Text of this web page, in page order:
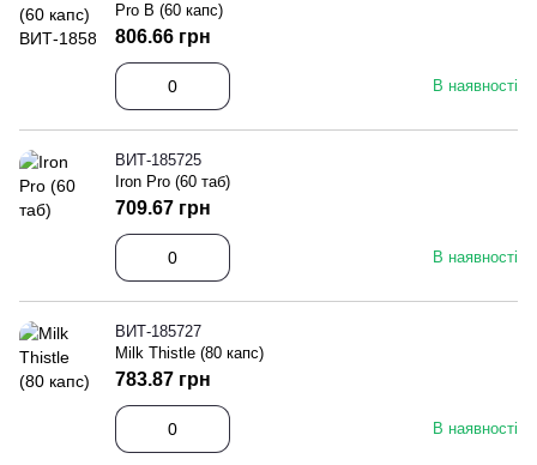
Pro B (60 капс)
В наявності
806.66 грн
ВИТ-185725
Iron Pro (60 таб)
В наявності
709.67 грн
ВИТ-185727
Milk Thistle (80 капс)
В наявності
783.87 грн